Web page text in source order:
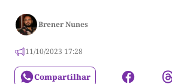
Brener Nunes
11/10/2023 17:28
Compartilhar